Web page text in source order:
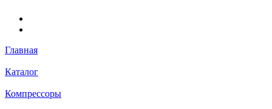
Главная
Каталог
Компрессоры